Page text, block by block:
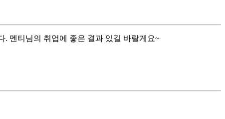
. 멘티님의 취업에 좋은 결과 있길 바랄게요~